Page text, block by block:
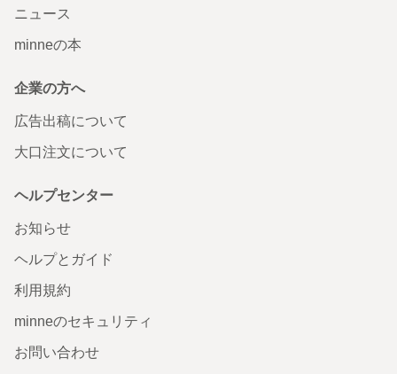
ニュース
minneの本
企業の方へ
広告出稿について
大口注文について
ヘルプセンター
お知らせ
ヘルプとガイド
利用規約
minneのセキュリティ
お問い合わせ